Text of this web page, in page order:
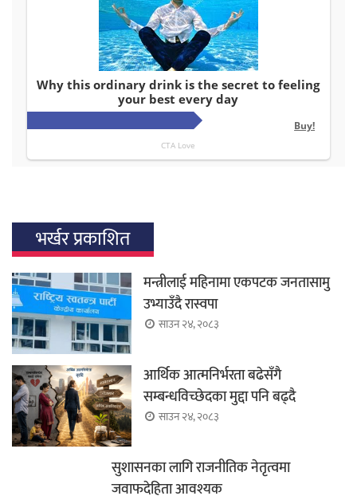
भर्खर प्रकाशित
मन्त्रीलाई महिनामा एकपटक जनतासामु
उभ्याउँदै रास्वपा
साउन २४, २०८३
आर्थिक आत्मनिर्भरता बढेसँगै
सम्बन्धविच्छेदका मुद्दा पनि बढ्दै
साउन २४, २०८३
सुशासनका लागि राजनीतिक नेतृत्वमा
जवाफदेहिता आवश्यक